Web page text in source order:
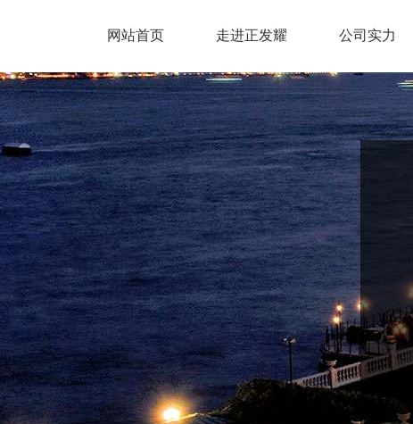
网站首页 走进正发耀 公司实力